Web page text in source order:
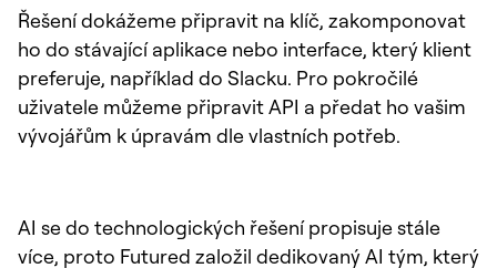
Řešení dokážeme připravit na klíč, zakomponovat
ho do stávající aplikace nebo interface, který klient
preferuje, například do Slacku. Pro pokročilé
uživatele můžeme připravit API a předat ho vašim
vývojářům k úpravám dle vlastních potřeb.
AI se do technologických řešení propisuje stále
více, proto Futured založil dedikovaný AI tým, který